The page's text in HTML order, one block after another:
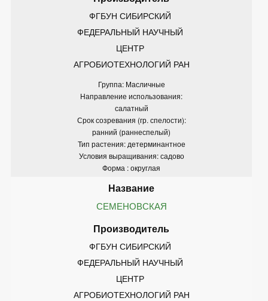
ФГБУН СИБИРСКИЙ
ФЕДЕРАЛЬНЫЙ НАУЧНЫЙ
ЦЕНТР
АГРОБИОТЕХНОЛОГИЙ РАН
Группа: Масличные
Направление использования:
салатный
Срок созревания (гр. спелости):
ранний (раннеспелый)
Тип растения: детерминантное
Условия выращивания: садово
Форма : округлая
СЕМЕНОВСКАЯ
ФГБУН СИБИРСКИЙ
ФЕДЕРАЛЬНЫЙ НАУЧНЫЙ
ЦЕНТР
АГРОБИОТЕХНОЛОГИЙ РАН